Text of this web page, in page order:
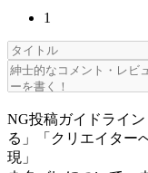
1
NG投稿ガイドライ
る」「クリエイター
現」